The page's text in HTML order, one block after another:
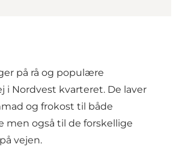
på rå og populære
i Nordvest kvarteret. De laver
og frokost til både
men også til de forskellige
vejen.